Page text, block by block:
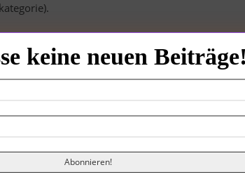
keine neuen